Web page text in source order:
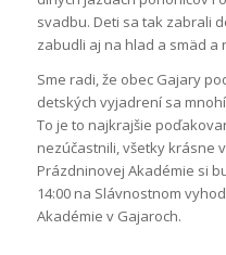
svadbu. Deti sa tak zabrali
zabudli aj na hlad a smäd a
Sme radi, že obec Gajary
detských vyjadrení sa
To je to najkrajšie
nezúčastnili, všetky krásne
Prázdninovej Akadémie si
14:00 na Slávnostnom
Akadémie v Gajaroch.